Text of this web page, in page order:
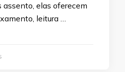
assento, elas oferecem
leitura …